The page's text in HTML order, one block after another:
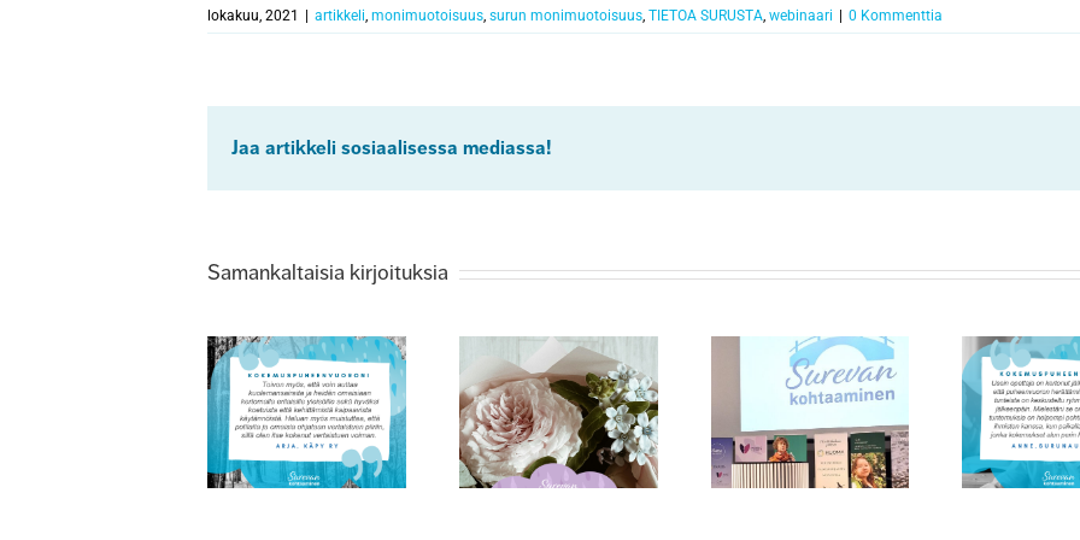
lokakuu, 2021 artikkeli, monimuotoisuus, surun monimuotoisuus, TIETOA SURUSTA, webinaari 0 Kommenttia
Jaa artikkeli sosiaalisessa mediassa!
Samankaltaisia kirjoituksia
Kokemusasiantuntijana
Äitienpäivänä
Surukonferenssin
teemana surun
monimuotoisuus
Kokemustietoa
tuleville sote-alan
ammattilaisille